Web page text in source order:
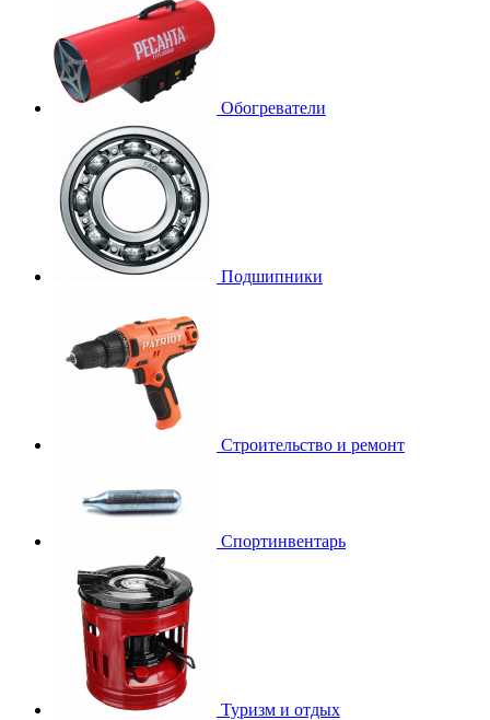
Обогреватели
Подшипники
Строительство и ремонт
Спортинвентарь
Туризм и отдых